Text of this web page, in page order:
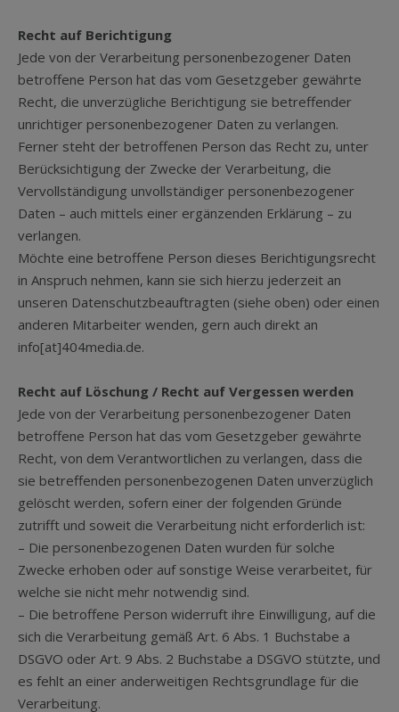
Recht auf Berichtigung
Jede von der Verarbeitung personenbezogener Daten
betroffene Person hat das vom Gesetzgeber gewährte
Recht, die unverzügliche Berichtigung sie betreffender
unrichtiger personenbezogener Daten zu verlangen.
Ferner steht der betroffenen Person das Recht zu, unter
Berücksichtigung der Zwecke der Verarbeitung, die
Vervollständigung unvollständiger personenbezogener
Daten – auch mittels einer ergänzenden Erklärung – zu
verlangen.
Möchte eine betroffene Person dieses Berichtigungsrecht
in Anspruch nehmen, kann sie sich hierzu jederzeit an
unseren Datenschutzbeauftragten (siehe oben) oder einen
anderen Mitarbeiter wenden, gern auch direkt an
info[at]404media.de.
Recht auf Löschung / Recht auf Vergessen werden
Jede von der Verarbeitung personenbezogener Daten
betroffene Person hat das vom Gesetzgeber gewährte
Recht, von dem Verantwortlichen zu verlangen, dass die
sie betreffenden personenbezogenen Daten unverzüglich
gelöscht werden, sofern einer der folgenden Gründe
zutrifft und soweit die Verarbeitung nicht erforderlich ist:
– Die personenbezogenen Daten wurden für solche
Zwecke erhoben oder auf sonstige Weise verarbeitet, für
welche sie nicht mehr notwendig sind.
– Die betroffene Person widerruft ihre Einwilligung, auf die
sich die Verarbeitung gemäß Art. 6 Abs. 1 Buchstabe a
DSGVO oder Art. 9 Abs. 2 Buchstabe a DSGVO stützte, und
es fehlt an einer anderweitigen Rechtsgrundlage für die
Verarbeitung.